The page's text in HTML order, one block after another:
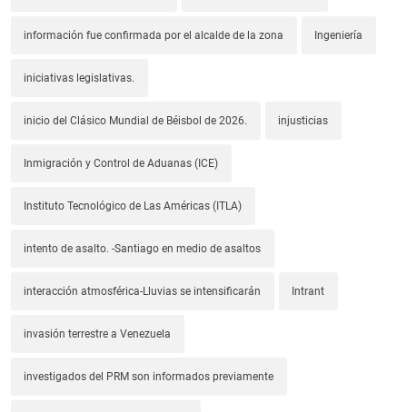
información fue confirmada por el alcalde de la zona Ingeniería
iniciativas legislativas.
inicio del Clásico Mundial de Béisbol de 2026. injusticias
Inmigración y Control de Aduanas (ICE)
Instituto Tecnológico de Las Américas (ITLA)
intento de asalto. -Santiago en medio de asaltos
interacción atmosférica-Lluvias se intensificarán Intrant
invasión terrestre a Venezuela
investigados del PRM son informados previamente